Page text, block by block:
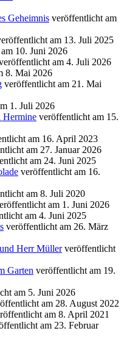
Geheimnis veröffentlicht am
am 13. Juli 2025
10. Juni 2026
am 4. Juli 2026
8. Mai 2026
veröffentlicht am 21. Mai
1. Juli 2026
Hermine veröffentlicht am 15.
am 16. April 2023
am 27. Januar 2026
am 24. Juni 2025
veröffentlicht am 16.
am 8. Juli 2020
am 1. Juni 2026
am 4. Juni 2025
veröffentlicht am 26. März
Herr Müller veröffentlicht
Garten veröffentlicht am 19.
am 5. Juni 2026
am 28. August 2022
am 8. April 2021
am 23. Februar